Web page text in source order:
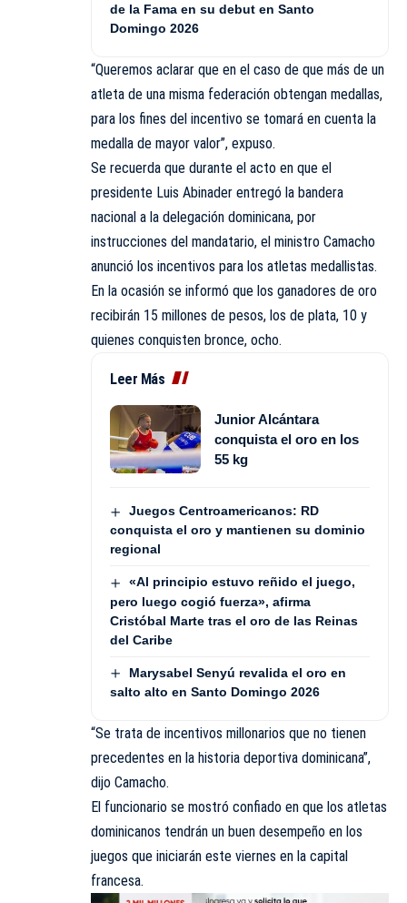
de la Fama en su debut en Santo
Domingo 2026
“Queremos aclarar que en el caso de que más de un
atleta de una misma federación obtengan medallas,
para los fines del incentivo se tomará en cuenta la
medalla de mayor valor”, expuso.
Se recuerda que durante el acto en que el
presidente Luis Abinader entregó la bandera
nacional a la delegación dominicana, por
instrucciones del mandatario, el ministro Camacho
anunció los incentivos para los atletas medallistas.
En la ocasión se informó que los ganadores de oro
recibirán 15 millones de pesos, los de plata, 10 y
quienes conquisten bronce, ocho.
Leer Más
Junior Alcántara
conquista el oro en los
55 kg
Juegos Centroamericanos: RD
conquista el oro y mantienen su dominio
regional
«Al principio estuvo reñido el juego,
pero luego cogió fuerza», afirma
Cristóbal Marte tras el oro de las Reinas
del Caribe
Marysabel Senyú revalida el oro en
salto alto en Santo Domingo 2026
“Se trata de incentivos millonarios que no tienen
precedentes en la historia deportiva dominicana”,
dijo Camacho.
El funcionario se mostró confiado en que los atletas
dominicanos tendrán un buen desempeño en los
juegos que iniciarán este viernes en la capital
francesa.